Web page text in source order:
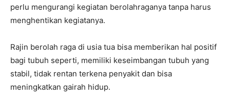
perlu mengurangi kegiatan berolahraganya tanpa harus
menghentikan kegiatanya.
Rajin berolah raga di usia tua bisa memberikan hal positif
bagi tubuh seperti, memiliki keseimbangan tubuh yang
stabil, tidak rentan terkena penyakit dan bisa
meningkatkan gairah hidup.